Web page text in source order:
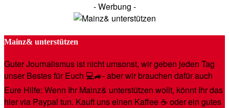
- Werbung -
Mainz& unterstützen
Guter Journalismus ist nicht umsonst, wir geben jeden Tag
unser Bestes für Euch 💻🚙- aber wir brauchen dafür auch
Eure Hilfe: Wenn Ihr Mainz& unterstützen wollt, könnt Ihr das
hier via Paypal tun. Kauft uns einen Kaffee ☕️ oder ein gutes